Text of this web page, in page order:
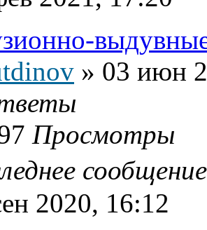
» 03 июн
Просмотры
2020, 16:12